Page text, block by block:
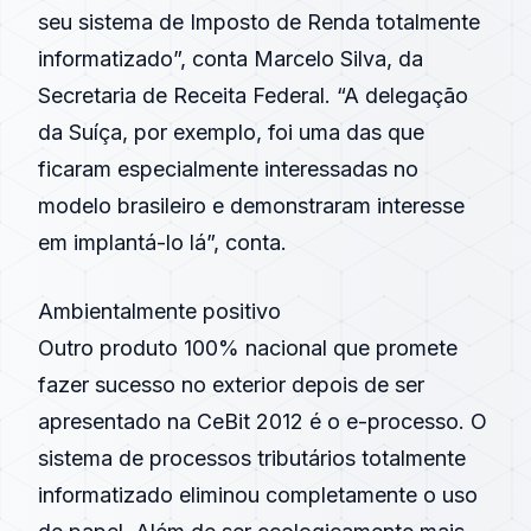
seu sistema de Imposto de Renda totalmente
informatizado”, conta Marcelo Silva, da
Secretaria de Receita Federal. “A delegação
da Suíça, por exemplo, foi uma das que
ficaram especialmente interessadas no
modelo brasileiro e demonstraram interesse
em implantá-lo lá”, conta.
Ambientalmente positivo
Outro produto 100% nacional que promete
fazer sucesso no exterior depois de ser
apresentado na CeBit 2012 é o e-processo. O
sistema de processos tributários totalmente
informatizado eliminou completamente o uso